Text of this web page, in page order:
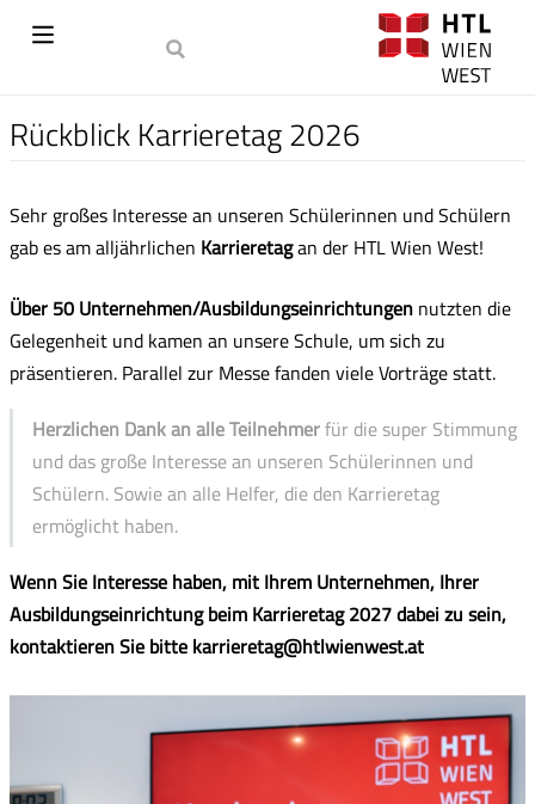
Rückblick Karrieretag 2026
Sehr großes Interesse an unseren Schülerinnen und Schülern
gab es am alljährlichen Karrieretagan der HTL Wien West!
Über 50 Unternehmen/Ausbildungseinrichtungen nutzten die
Gelegenheit und kamen an unsere Schule, um sich zu
präsentieren. Parallel zur Messe fanden viele Vorträge statt.
Herzlichen Dank an alle Teilnehmerfür die super Stimmung
und das große Interesse an unseren Schülerinnen und
Schülern. Sowie an alle Helfer, die den Karrieretag
ermöglicht haben.
Wenn Sie Interesse haben, mit Ihrem Unternehmen, Ihrer
Ausbildungseinrichtung beim Karrieretag 2027 dabei zu sein,
kontaktieren Sie bitte karrieretag@htlwienwest.at